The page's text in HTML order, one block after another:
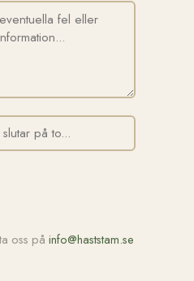
oss på info@haststam.se